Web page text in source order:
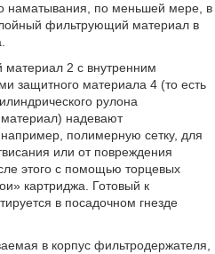
наматывания, по меньшей мере, в
фильтрующий материал в
2 с внутренним
защитного материала 4 (то есть
рулона
надевают
полимерную сетку, для
или от повреждения
этого с помощью торцевых
картриджа. Готовый к
в посадочном гнезде
в корпус фильтродержателя,